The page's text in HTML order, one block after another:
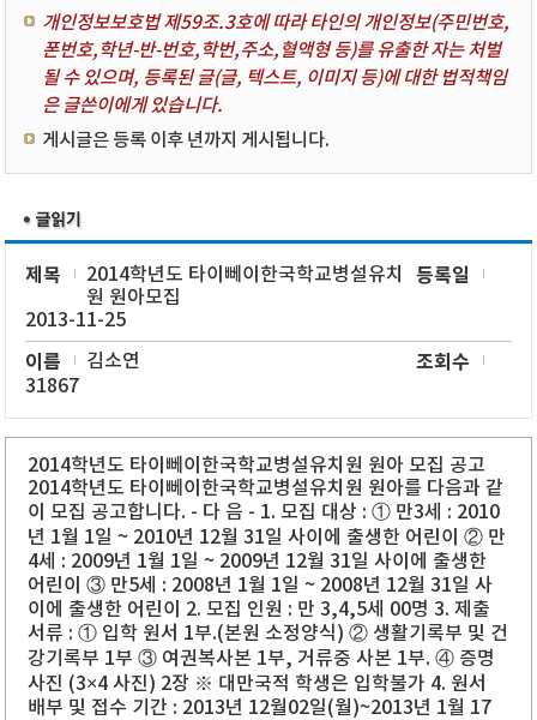
개인정보보호법 제59조.3호에 따라 타인의 개인정보(주민번호,
폰번호,학년-반-번호,학번,주소,혈액형 등)를 유출한 자는 처벌
될 수 있으며, 등록된 글(글, 텍스트, 이미지 등)에 대한 법적책임
은 글쓴이에게 있습니다.
게시글은 등록 이후 년까지 게시됩니다.
제목
2014학년도 타이뻬이한국학교병설유치
원 원아모집
등록일
2013-11-25
이름 김소연 조회수
31867
2014학년도 타이뻬이한국학교병설유치원 원아 모집 공고
2014학년도 타이뻬이한국학교병설유치원 원아를 다음과 같
이 모집 공고합니다. - 다 음 - 1. 모집 대상 : ① 만3세 : 2010
년 1월 1일 ~ 2010년 12월 31일 사이에 출생한 어린이 ② 만
4세 : 2009년 1월 1일 ~ 2009년 12월 31일 사이에 출생한
어린이 ③ 만5세 : 2008년 1월 1일 ~ 2008년 12월 31일 사
이에 출생한 어린이 2. 모집 인원 : 만 3,4,5세 00명 3. 제출
서류 : ① 입학 원서 1부.(본원 소정양식) ② 생활기록부 및 건
강기록부 1부 ③ 여권복사본 1부, 거류중 사본 1부. ④ 증명
사진 (3×4 사진) 2장 ※ 대만국적 학생은 입학불가 4. 원서
배부 및 접수 기간 : 2013년 12월02일(월)~2013년 1월 17